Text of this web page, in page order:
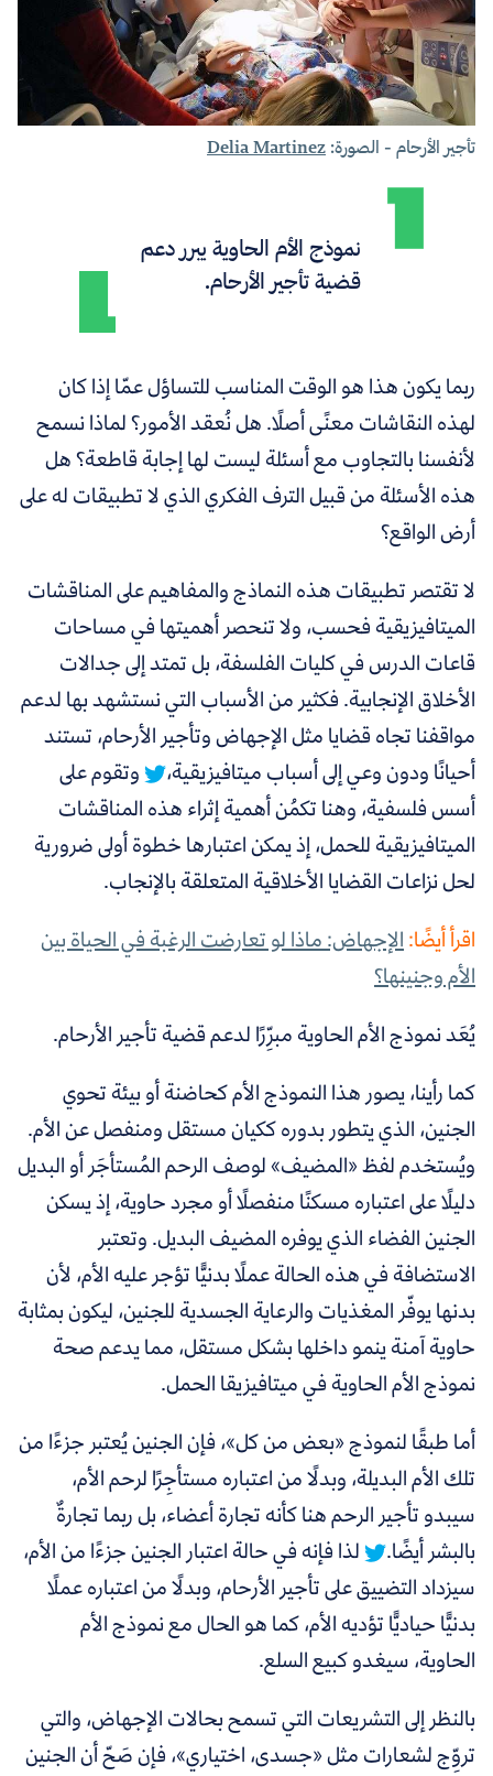
تأجير الأرحام - الصورة:Delia Martinez
نموذج الأم الحاوية يبرر دعم
قضية تأجير الأرحام.
ربما يكون هذا هو الوقت المناسب للتساؤل عمّا إذا كان
لهذه النقاشات معنًى أصلًا. هل نُعقد الأمور؟ لماذا نسمح
لأنفسنا بالتجاوب مع أسئلة ليست لها إجابة قاطعة؟ هل
هذه الأسئلة من قبيل الترف الفكري الذي لا تطبيقات له على
أرض الواقع؟
لا تقتصر تطبيقات هذه النماذج والمفاهيم على المناقشات
الميتافيزيقية فحسب، ولا تنحصر أهميتها في مساحات
قاعات الدرس في كليات الفلسفة، بل تمتد إلى جدالات
الأخلاق الإنجابية.فكثير من الأسباب التي نستشهد بها لدعم
مواقفنا تجاه قضايا مثل الإجهاض وتأجير الأرحام، تستند
أحيانًا ودون وعي إلى أسباب ميتافيزيقية،
وتقوم على
أسس فلسفية، وهنا تكمُن أهمية إثراء هذه المناقشات
الميتافيزيقية للحمل، إذ يمكن اعتبارها خطوة أولى ضرورية
لحل نزاعات القضايا الأخلاقية المتعلقة بالإنجاب.
اقرأ أيضًا:الإجهاض: ماذا لو تعارضت الرغبة في الحياة بين
الأم وجنينها؟
يُعَد نموذج الأم الحاوية مبرِّرًا لدعم قضية تأجير الأرحام.
كما رأينا، يصور هذا النموذج الأم كحاضنة أو بيئة تحوي
الجنين، الذي يتطور بدوره ككيان مستقل ومنفصل عن الأم.
ويُستخدم لفظ «المضيف» لوصف الرحم المُستأجَر أو البديل
دليلًا على اعتباره مسكنًا منفصلًا أو مجرد حاوية، إذ يسكن
الجنين الفضاء الذي يوفره المضيف البديل. وتعتبر
الاستضافة في هذه الحالة عملًا بدنيًّا تؤجر عليه الأم، لأن
بدنها يوفّر المغذيات والرعاية الجسدية للجنين، ليكون بمثابة
حاوية آمنة ينمو داخلها بشكل مستقل، مما يدعم صحة
نموذج الأم الحاوية في ميتافيزيقا الحمل.
أما طبقًا لنموذج «بعض من كل»، فإن الجنين يُعتبر جزءًا من
تلك الأم البديلة،وبدلًا من اعتباره مستأجِرًا لرحم الأم،
سيبدو تأجير الرحم هنا كأنه تجارة أعضاء، بل ربما تجارةٌ
بالبشر أيضًا.
لذا فإنه في حالة اعتبار الجنين جزءًا من الأم،
سيزداد التضييق على تأجير الأرحام، وبدلًا من اعتباره عملًا
بدنيًّا حياديًّا تؤديه الأم، كما هو الحال مع نموذج الأم
الحاوية، سيغدو كبيع السلع.
بالنظر إلى التشريعات التي تسمح بحالات الإجهاض، والتي
تروِّج لشعارات مثل «جسدى، اختياري»، فإن صَحّ أن الجنين